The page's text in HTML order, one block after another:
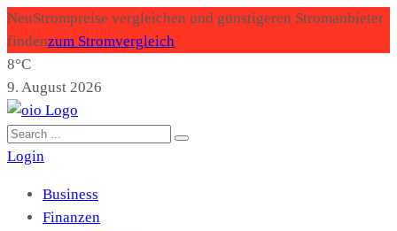
NeuStrompreise vergleichen und günstigeren Stromanbieter
findenzum Stromvergleich
8°C
9. August 2026
Login
Business
Finanzen